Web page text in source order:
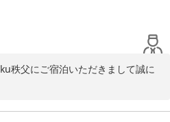
秩父にご宿泊いただきまして誠に
ではの宿での時間をお過ごしにな
で、またぜひいらしてください。心